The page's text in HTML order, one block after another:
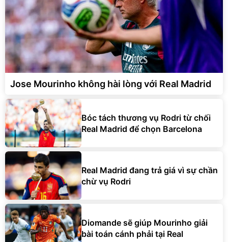
Jose Mourinho không hài lòng với Real Madrid
Bóc tách thương vụ Rodri từ chối
Real Madrid để chọn Barcelona
Real Madrid đang trả giá vì sự chần
chừ vụ Rodri
Diomande sẽ giúp Mourinho giải
bài toán cánh phải tại Real